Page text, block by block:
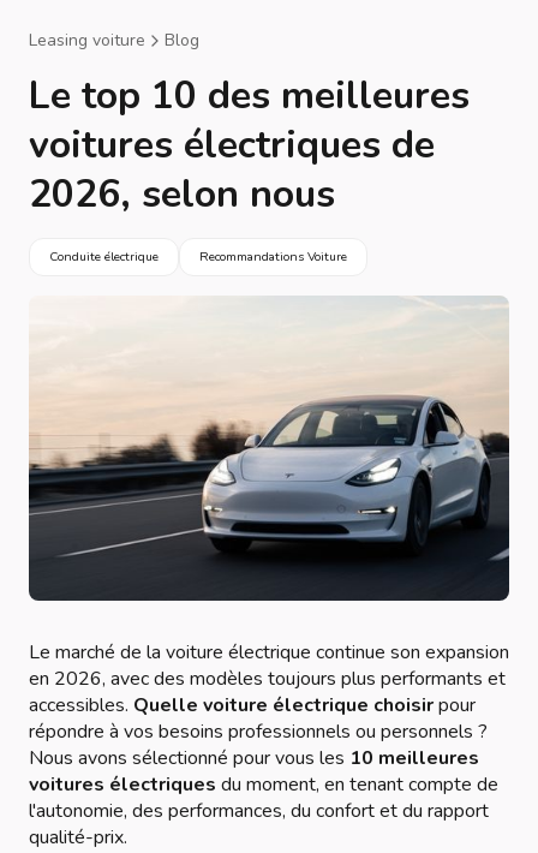
Leasing voiture Blog
Le top 10 des meilleures
voitures électriques de
2026, selon nous
Conduite électrique Recommandations Voiture
Le marché de la voiture électrique continue son expansion
en 2026, avec des modèles toujours plus performants et
accessibles. Quelle voiture électrique choisirpour
répondre à vos besoins professionnels ou personnels ?
Nous avons sélectionné pour vous les 10 meilleures
voitures électriques du moment, en tenant compte de
l'autonomie, des performances, du confort et du rapport
qualité-prix.